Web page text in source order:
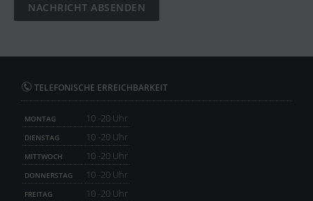
TELEFONISCHE ERREICHBARKEIT
MONTAG 10 -20 Uhr
DIENSTAG 10 -20 Uhr
MITTWOCH 10 -20 Uhr
DONNERSTAG 10 -20 Uhr
FREITAG 10 -20 Uhr